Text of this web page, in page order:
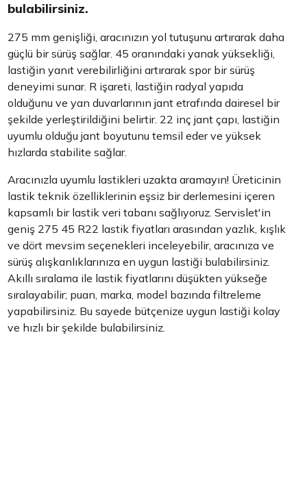
bulabilirsiniz.
275 mm genişliği, aracınızın yol tutuşunu artırarak daha
güçlü bir sürüş sağlar. 45 oranındaki yanak yüksekliği,
lastiğin yanıt verebilirliğini artırarak spor bir sürüş
deneyimi sunar. R işareti, lastiğin radyal yapıda
olduğunu ve yan duvarlarının jant etrafında dairesel bir
şekilde yerleştirildiğini belirtir. 22 inç jant çapı, lastiğin
uyumlu olduğu jant boyutunu temsil eder ve yüksek
hızlarda stabilite sağlar.
Aracınızla uyumlu lastikleri uzakta aramayın! Üreticinin
lastik teknik özelliklerinin eşsiz bir derlemesini içeren
kapsamlı bir lastik veri tabanı sağlıyoruz. Servislet'in
geniş 275 45 R22 lastik fiyatları arasından yazlık, kışlık
ve dört mevsim seçenekleri inceleyebilir, aracınıza ve
sürüş alışkanlıklarınıza en uygun lastiği bulabilirsiniz.
Akıllı sıralama ile lastik fiyatlarını düşükten yükseğe
sıralayabilir; puan, marka, model bazında filtreleme
yapabilirsiniz. Bu sayede bütçenize uygun lastiği kolay
ve hızlı bir şekilde bulabilirsiniz.